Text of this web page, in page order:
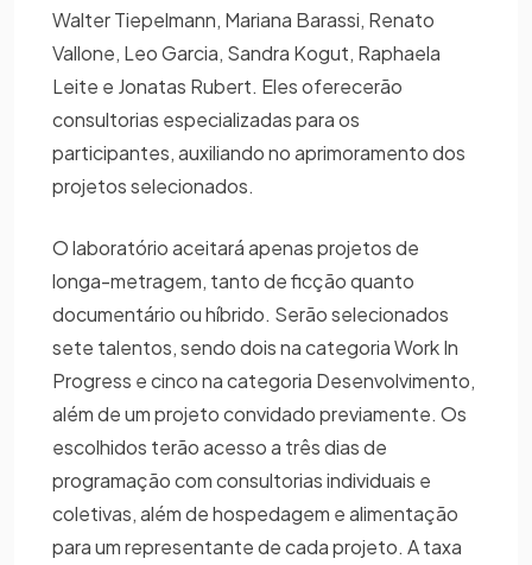
Walter Tiepelmann, Mariana Barassi, Renato
Vallone, Leo Garcia, Sandra Kogut, Raphaela
Leite e Jonatas Rubert. Eles oferecerão
consultorias especializadas para os
participantes, auxiliando no aprimoramento dos
projetos selecionados.
O laboratório aceitará apenas projetos de
longa-metragem, tanto de ficção quanto
documentário ou híbrido. Serão selecionados
sete talentos, sendo dois na categoria Work In
Progress e cinco na categoria Desenvolvimento,
além de um projeto convidado previamente. Os
escolhidos terão acesso a três dias de
programação com consultorias individuais e
coletivas, além de hospedagem e alimentação
para um representante de cada projeto. A taxa